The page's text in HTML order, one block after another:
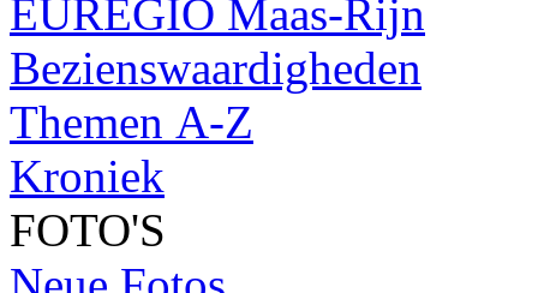
EUREGIO Maas-Rijn
Bezienswaardigheden
Themen A-Z
Kroniek
FOTO'S